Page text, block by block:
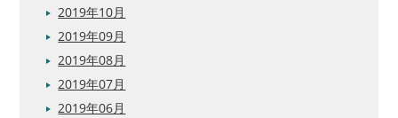
2019年10月
2019年09月
2019年08月
2019年07月
2019年06月